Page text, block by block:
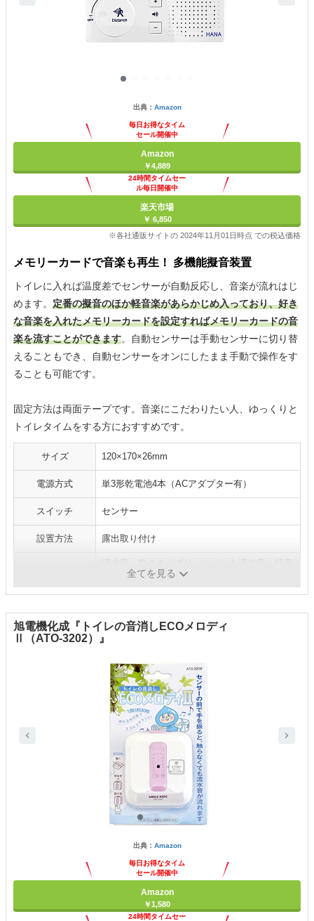
出典： Amazon
毎日お得なタイム
セール開催中
Amazon
￥4,889
24時間タイムセー
ル毎日開催中
楽天市場
￥ 6,850
※各社通販サイトの 2024年11月01日時点 での税込価格
メモリーカードで音楽も再生！ 多機能擬音装置
トイレに入れば温度差でセンサーが自動反応し、音楽が流れはじ
めます。 定番の擬音のほか軽音楽があらかじめ入っており、好き
な音楽を入れたメモリーカードを設定すればメモリーカードの音
楽を流すことができます。自動センサーは手動センサーに切り替
えることもでき、自動センサーをオンにしたまま手動で操作をす
ることも可能です。
固定方法は両面テープです。音楽にこだわりたい人、ゆっくりと
トイレタイムをする方におすすめです。
サイズ 120×170×26mm
電源方式 単3形乾電池4本（ACアダプター有）
スイッチ センサー
設置方法 露出取り付け
楽、（メモリーカードで設定可能）
全てを見る
旭電機化成『トイレの音消しECOメロディ
Ⅱ（ATO-3202）』
出典： Amazon
毎日お得なタイム
セール開催中
Amazon
￥1,580
24時間タイムセー